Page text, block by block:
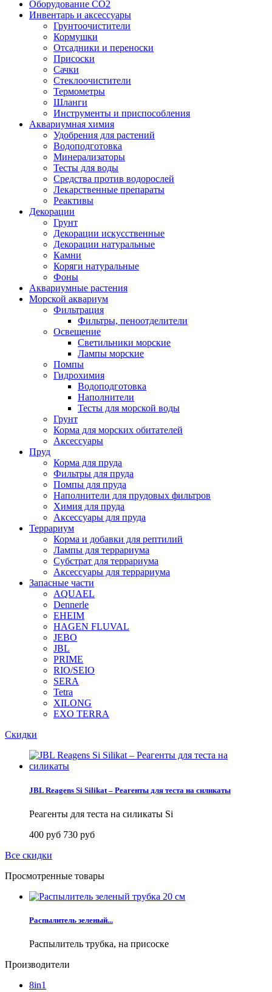
Оборудование CO2
Инвентарь и аксессуары
Грунтоочистители
Кормушки
Отсадники и переноски
Присоски
Сачки
Стеклоочистители
Термометры
Шланги
Инструменты и приспособления
Аквариумная химия
Удобрения для растений
Водоподготовка
Минерализаторы
Тесты для воды
Средства против водорослей
Лекарственные препараты
Реактивы
Декорации
Грунт
Декорации искусственные
Декорации натуральные
Камни
Коряги натуральные
Фоны
Аквариумные растения
Морской аквариум
Фильтрация
Фильтры, пеноотделители
Освещение
Светильники морские
Лампы морские
Помпы
Гидрохимия
Водоподготовка
Наполнители
Тесты для морской воды
Грунт
Корма для морских обитателей
Аксессуары
Пруд
Корма для пруда
Фильтры для пруда
Помпы для пруда
Наполнители для прудовых фильтров
Химия для пруда
Аксессуары для пруда
Террариум
Корма и добавки для рептилий
Лампы для террариума
Субстрат для террариума
Аксессуары для террариума
Запасные части
AQUAEL
Dennerle
EHEIM
HAGEN FLUVAL
JEBO
JBL
PRIME
RIO/SEIO
SERA
Tetra
XILONG
EXO TERRA
Скидки
JBL Reagens Si Silikat – Реагенты для теста на силикаты
Реагенты для теста на силикаты Si
400 руб 730 руб
Все скидки
Просмотренные товары
Распылитель зеленый...
Распылитель трубка, на присоске
Производители
8in1